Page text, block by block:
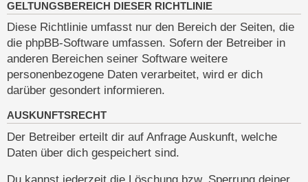
GELTUNGSBEREICH DIESER RICHTLINIE
Diese Richtlinie umfasst nur den Bereich der Seiten, die
die phpBB-Software umfassen. Sofern der Betreiber in
anderen Bereichen seiner Software weitere
personenbezogene Daten verarbeitet, wird er dich
darüber gesondert informieren.
AUSKUNFTSRECHT
Der Betreiber erteilt dir auf Anfrage Auskunft, welche
Daten über dich gespeichert sind.